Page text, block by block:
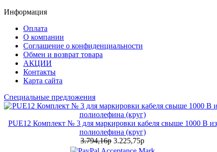
Информация
Оплата
О компании
Соглашение о конфиденциальности
Обмен и возврат товара
АКЦИИ
Контакты
Карта сайта
Специальные предложения
PUE12 Комплект № 3 для маркировки кабеля свыше 1000 В из
полиолефина (круг)
3.794,16р 3.225,75р